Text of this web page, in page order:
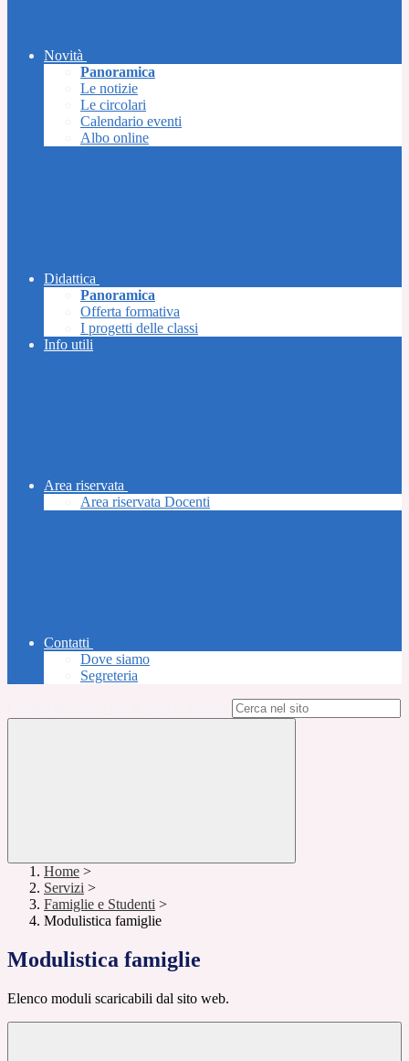
Novità
Panoramica
Le notizie
Le circolari
Calendario eventi
Albo online
Didattica
Panoramica
Offerta formativa
I progetti delle classi
Info utili
Area riservata
Area riservata Docenti
Contatti
Dove siamo
Segreteria
Home >
Servizi >
Famiglie e Studenti >
Modulistica famiglie
Modulistica famiglie
Elenco moduli scaricabili dal sito web.